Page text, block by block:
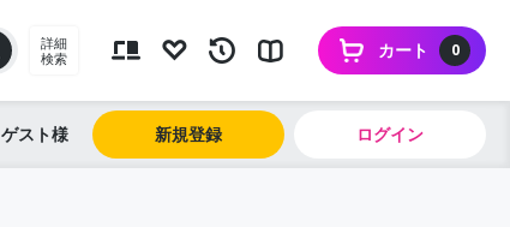
詳細
検索
0
カート
ゲスト 新規登録 ログイン